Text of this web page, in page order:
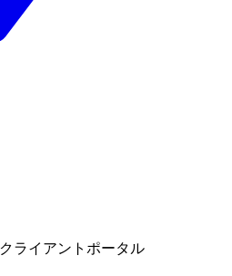
クライアントポータル